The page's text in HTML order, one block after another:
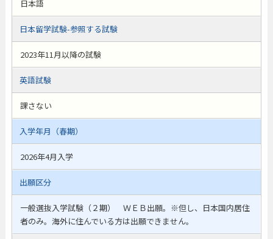
日本語
日本留学試験-参照する試験
2023年11月以降の試験
英語試験
課さない
入学年月（春期）
2026年4月入学
出願区分
一般選抜入学試験（２期） ＷＥＢ出願。※但し、日本国内居住
者のみ。海外に住んでいる方は出願できません。